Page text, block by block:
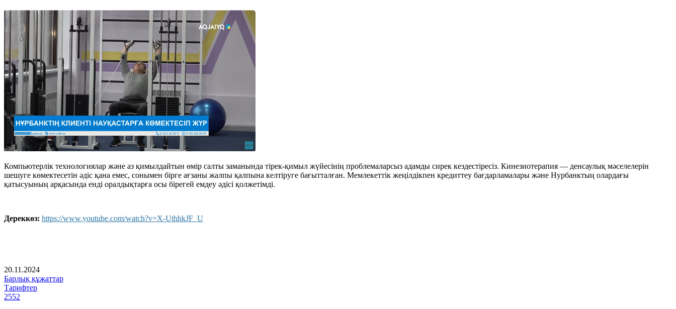
Компьютерлік технологиялар және аз қимылдайтын өмір салты заманында тірек-қимыл жүйесінің проблемаларсыз адамды сирек кездестіресіз. Кинезиотерапия — денсаулық мәселелерін
шешуге көмектесетін әдіс қана емес, сонымен бірге ағзаны жалпы қалпына келтіруге бағытталған. Мемлекеттік жеңілдікпен кредиттеу бағдарламалары және Нурбанктың олардағы
қатысуының арқасында енді оралдықтарға осы бірегей емдеу әдісі қолжетімді.
Дереккөз: https://www.youtube.com/watch?v=X-UthhkJF_U
20.11.2024
Барлық құжаттар
Тарифтер
2552